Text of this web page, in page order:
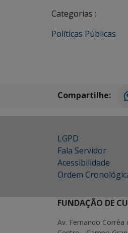
Categorias :
Políticas Públicas
Compartilhe:
LGPD
Fala Servidor
Acessibilidade
Ordem
FUNDAÇÃO DE
Av. Fernando Corrêa